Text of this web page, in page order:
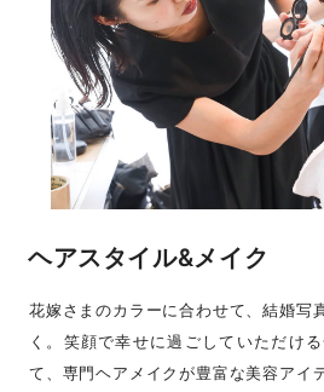
ヘアスタイル&メイク
花嫁さまのカラーに合わせて、結婚写
く。笑顔で幸せに過ごしていただけ
て、専門ヘアメイクが豊富な美容アイ